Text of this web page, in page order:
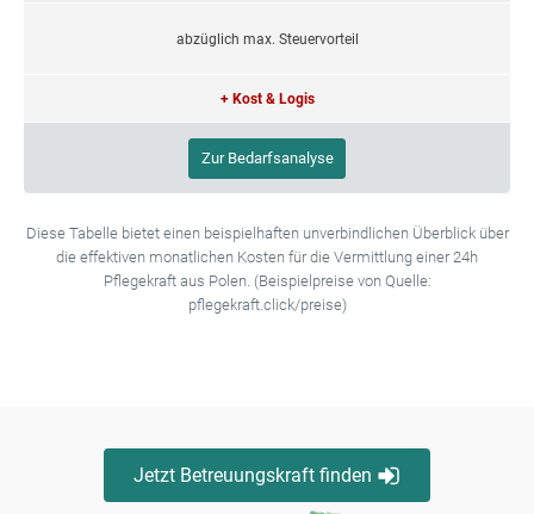
abzüglich max. Steuervorteil
+ Kost & Logis
Zur Bedarfsanalyse
Diese Tabelle bietet einen beispielhaften unverbindlichen Überblick über
die effektiven monatlichen Kosten für die Vermittlung einer 24h
Pflegekraft aus Polen. (Beispielpreise von Quelle:
pflegekraft.click/preise)
Jetzt Betreuungskraft finden